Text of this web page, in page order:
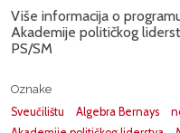
Više informacija o
Akademije političkog
PS/SM
Oznake
Sveučilištu
Algebra Bernays